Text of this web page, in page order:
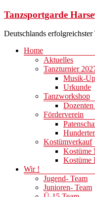
Zum
springen
Tanzsportgarde
Deutschlands
Menü
Home
Aktuelles
Tanzturnier
Musik-
Urkunde
Tanzworkshop
Förderverein
Kostümverkauf
Kostüme
Kostüme
Wir !
Jugend- Team
Junioren- Team